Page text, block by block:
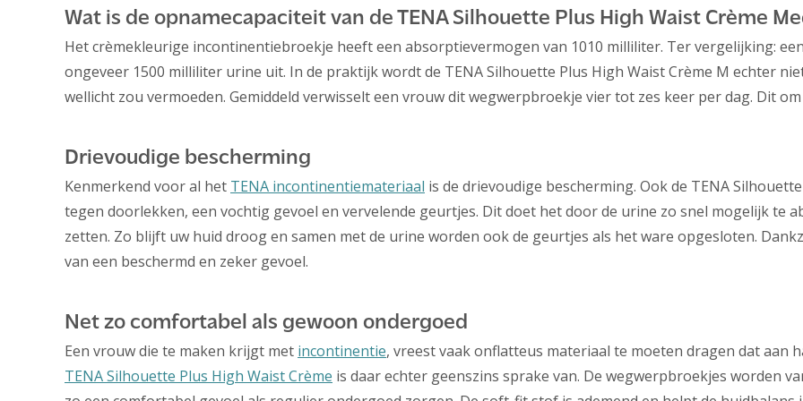
Wat is de opnamecapaciteit van de TENA Silhouette Plus High Waist Crème
Het crèmekleurige incontinentiebroekje heeft een absorptievermogen van 1010 milliliter. Ter vergelijking:
ongeveer 1500 milliliter urine uit. In de praktijk wordt de TENA Silhouette Plus High Waist Crème M echter
wellicht zou vermoeden. Gemiddeld verwisselt een vrouw dit wegwerpbroekje vier tot zes keer per dag. Dit
Drievoudige bescherming
Kenmerkend voor al het TENA incontinentiemateriaal is de drievoudige bescherming. Ook de TENA
tegen doorlekken, een vochtig gevoel en vervelende geurtjes. Dit doet het door de urine zo snel mogelijk te
zetten. Zo blijft uw huid droog en samen met de urine worden ook de geurtjes als het ware opgesloten.
van een beschermd en zeker gevoel.
Net zo comfortabel als gewoon ondergoed
Een vrouw die te maken krijgt met incontinentie, vreest vaak onflatteus materiaal te moeten dragen dat aan
TENA Silhouette Plus High Waist Crème is daar echter geenszins sprake van. De wegwerpbroekjes worden